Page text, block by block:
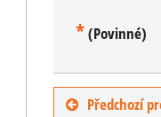
*(Povinné)
Předchozí
Kožené ochranné pouzdro
(6x30). Dalekohled M3...